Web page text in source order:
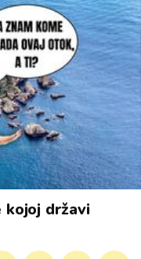
državi